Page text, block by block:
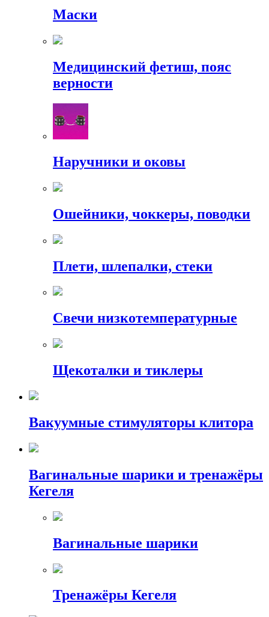
Маски
Медицинский фетиш, пояс
верности
Наручники и оковы
Ошейники, чоккеры, поводки
Плети, шлепалки, стеки
Свечи низкотемпературные
Щекоталки и тиклеры
Вакуумные стимуляторы клитора
Вагинальные шарики и тренажёры
Кегеля
Вагинальные шарики
Тренажёры Кегеля